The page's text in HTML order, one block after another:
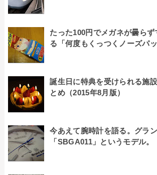
たった100円でメガネが曇ら
る「何度もくっつくノーズパッ
誕生日に特典を受けられる施
とめ（2015年8月版）
今あえて腕時計を語る。グラ
「SBGA011」というモデル。